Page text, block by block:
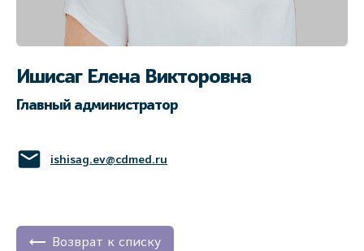
Ишисаг Елена Викторовна
Главный администратор
ishisag.ev@cdmed.ru
Возврат к списку